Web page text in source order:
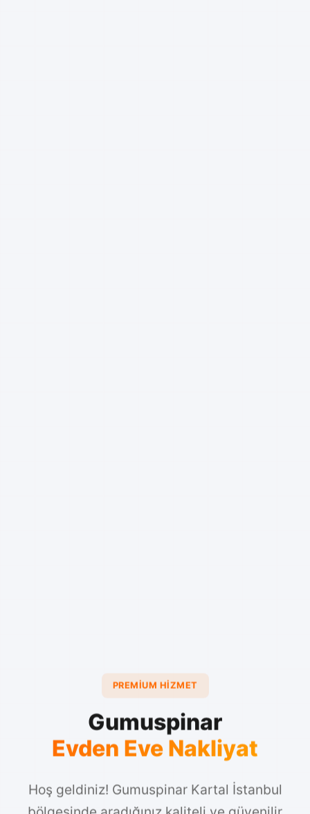
PREMIUM HIZMET
Gumuspinar
Evden Eve Nakliyat
Hoş geldiniz! Gumuspinar Kartal İstanbul
bölgesinde aradığınız kaliteli ve güvenilir